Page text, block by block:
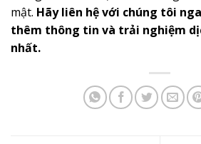
mật. Hãy liên hệ với chúng tôi
thêm thông tin và trải nghiệm
nhất.